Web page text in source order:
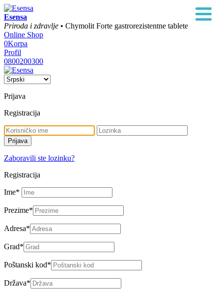
Esensa
Priroda i zdravlje • Chymolit Forte gastrorezistentne tablete
Online Shop
0Korpa
Profil
0800200300
Prijava
Registracija
Zaboravili ste lozinku?
Registracija
Ime*
Prezime*
Adresa*
Grad*
Poštanski kod*
Država*